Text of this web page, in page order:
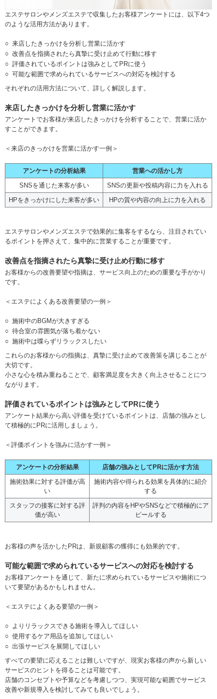
エステサロンやメンズエステで収集したお客様アンケートには、以下4つ
のような活用方法があります。
来店したきっかけを分析し営業に活かす
改善点を指摘されたら真摯に受け止めて行動に移す
評価されているポイントは強みとしてPRに使う
可能な範囲で求められているサービスへの対応を検討する
それぞれの活用方法について、詳しく解説します。
来店したきっかけを分析し営業に活かす
アンケートでお客様が来店したきっかけを分析することで、営業に活か
すことができます。
＜来店のきっかけを営業に活かす一例＞
アンケートの分析結果
営業への活かし方
SNSを通じた来客が多い
SNSの更新や投稿内容に力を入れる
HPをきっかけにした来客が多い
HPの質や内容の向上に力を入れる
エステサロンやメンズエステで効果的に集客をするなら、注目されてい
るポイントを押さえて、集中的に営業することが重要です。
改善点を指摘されたら真摯に受け止め行動に移す
お客様からの改善要望や指摘は、サービス向上のための重要な手がかり
です。
＜エステによくある改善要望の一例＞
施術中のBGMが大きすぎる
待合室の雰囲気が落ち着かない
施術中は喋らずリラックスしたい
これらのお客様からの指摘は、真摯に受け止めて改善策を講じることが
大切です。
小さな心を積み重ねることで、顧客満足度を大きく向上させることにつ
ながります。
評価されているポイントは強みとしてPRに使う
アンケート結果から高い評価を受けているポイントは、店舗の強みとし
て積極的にPRに活用しましょう。
＜評価ポイントを強みに活かす一例＞
アンケートの分析結果
店舗の強みとしてPRに活かす方法
施術効果に対する評価が高
い
施術内容や得られる効果を具体的に紹介
する
スタッフの接客に対する評
価が高い
評判の内容をHPやSNSなどで積極的にア
ピールする
お客様の声を活かしたPRは、新規顧客の獲得にも効果的です。
可能な範囲で求められているサービスへの対応を検討する
お客様アンケートを通じて、新たに求められているサービスや施術につ
いて要望があるかもしれません。
＜エステによくある要望の一例＞
よりリラックスできる施術を導入してほしい
使用するケア用品を追加してほしい
出張サービスを展開してほしい
すべての要望に応えることは難しいですが、現実お客様の声から新しい
サービスのヒントを得ることは可能です。
店舗のコンセプトや予算などを考慮しつつ、実現可能な範囲でサービス
改善や新規導入を検討してみても良いでしょう。